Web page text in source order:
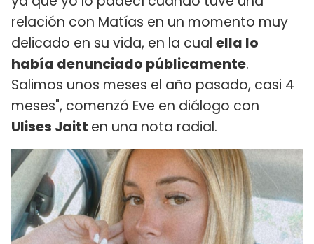
relación con Matías en un momento muy
delicado en su vida, en la cual ella lo
había denunciado públicamente.
Salimos unos meses el año pasado, casi 4
meses", comenzó Eve en diálogo con
Ulises Jaitt en una nota radial.